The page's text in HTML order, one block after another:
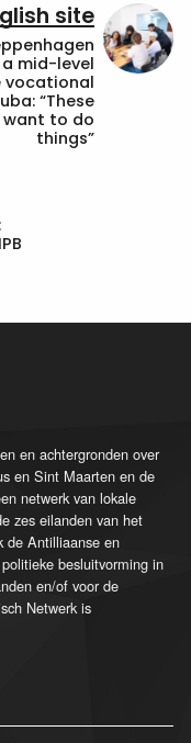
site
mid-level
vocational
“These
want to do
things”
en achtergronden over
en Sint Maarten en de
netwerk van lokale
zes eilanden van het
de Antilliaanse en
besluitvorming in
en/of voor de
Netwerk is